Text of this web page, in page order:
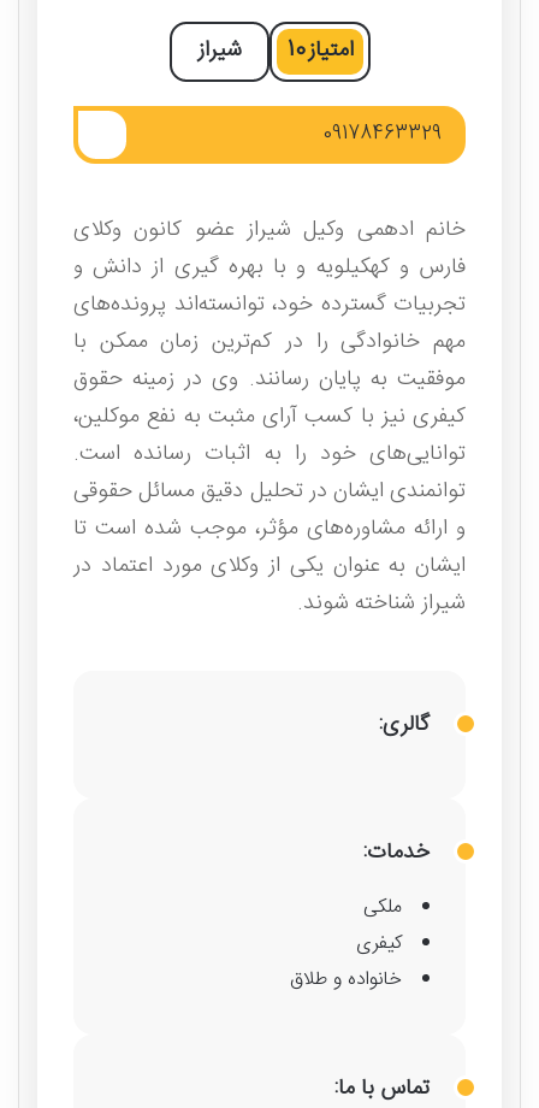
امتیاز10 شیراز
09178463329
خانم ادهمی وکیل شیراز عضو کانون وکلای
فارس و کهکیلویه و با بهره‌ گیری از دانش و
تجربیات گسترده خود، توانسته‌‌اند پرونده‌‌های
مهم خانوادگی را در کم‌ترین زمان ممکن با
موفقیت به پایان رسانند. وی در زمینه حقوق
کیفری نیز با کسب آرای مثبت به نفع موکلین،
توانایی‌‎های خود را به اثبات رسانده است.
توانمندی ایشان در تحلیل دقیق مسائل حقوقی
و ارائه مشاوره‌‌های مؤثر، موجب شده است تا
ایشان به عنوان یکی از وکلای مورد اعتماد در
شیراز شناخته شوند.
خدمات:
ملکی
کیفری
خانواده و طلاق
تماس با ما:
گالری: